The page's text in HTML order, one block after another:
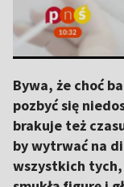
Bywa, że choć
pozbyć się
brakuje też
by wytrwać na
wszystkich